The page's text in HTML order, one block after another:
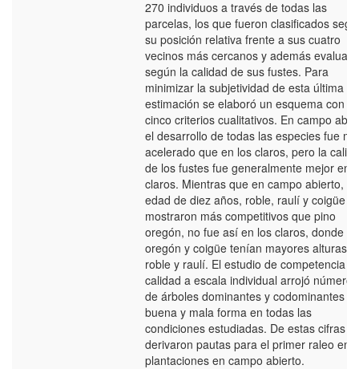
270 individuos a través de todas las
parcelas, los que fueron clasificados
su posición relativa frente a sus cuatro
vecinos más cercanos y además
según la calidad de sus fustes. Para
minimizar la subjetividad de esta última
estimación se elaboró un esquema con
cinco criterios cualitativos. En campo
el desarrollo de todas las especies fue
acelerado que en los claros, pero la
de los fustes fue generalmente mejor en
claros. Mientras que en campo abierto, a
edad de diez años, roble, raulí y coigüe
mostraron más competitivos que pino
oregón, no fue así en los claros, donde
oregón y coigüe tenían mayores alturas
roble y raulí. El estudio de competencia y
calidad a escala individual arrojó números
de árboles dominantes y codominantes
buena y mala forma en todas las
condiciones estudiadas. De estas cifras
derivaron pautas para el primer raleo en
plantaciones en campo abierto.